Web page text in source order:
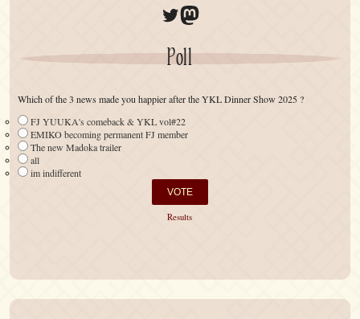
Twitter
Mastodon
Poll
Which of the 3 news made you happier after the YKL Dinner Show 2025 ?
FJ YUUKA's comeback & YKL vol#22
EMIKO becoming permanent FJ member
The new Madoka trailer
all
im indifferent
Results